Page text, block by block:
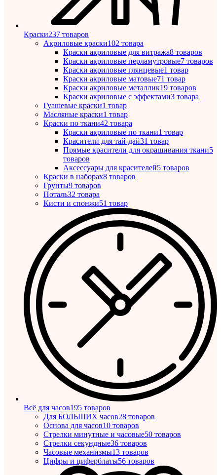
Краски237 товаров
Акриловые краски102 товара
Краски акриловые для витража8 товаров
Краски акриловые перламутровые7 товаров
Краски акриловые глянцевые1 товар
Краски акриловые матовые71 товар
Краски акриловые металлик19 товаров
Краски акриловые с эффектами3 товара
Гуашевые краски1 товар
Масляные краски1 товар
Краски по ткани42 товара
Краски акриловые по ткани1 товар
Красители для тай-дай31 товар
Прямые красители для окрашивания ткани5
товаров
Аксессуары для красителей5 товаров
Краски в наборах8 товаров
Грунты9 товаров
Поталь32 товара
Кисти и спонжи51 товар
Всё для часов195 товаров
Для БОЛЬШИХ часов28 товаров
Основа для часов10 товаров
Стрелки минутные и часовые50 товаров
Стрелки секундные36 товаров
Часовые механизмы13 товаров
Цифры и циферблаты56 товаров